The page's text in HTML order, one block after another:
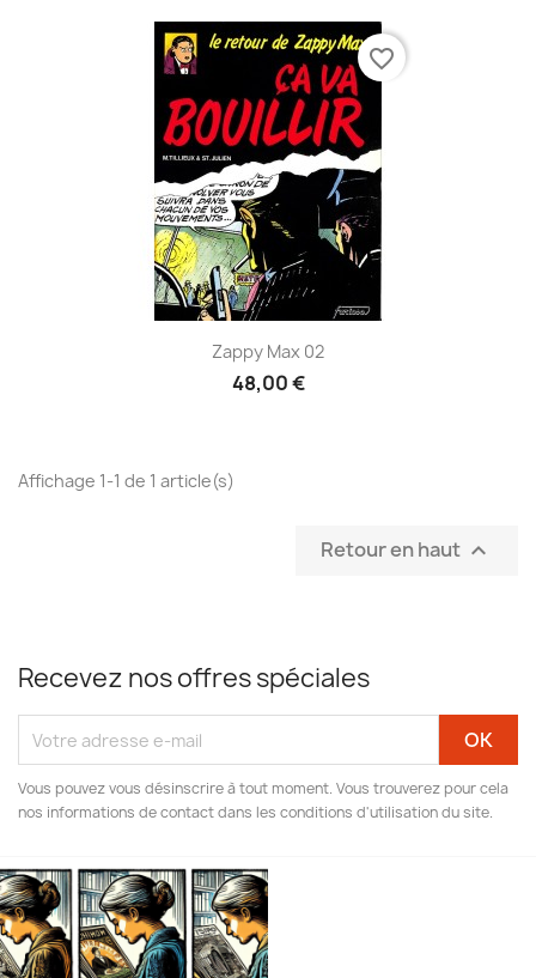
Zappy Max 02
48,00 €
favorite_border
Affichage 1-1 de 1 article(s)
Retour en haut 
Recevez nos offres spéciales
Vous pouvez vous désinscrire à tout moment. Vous trouverez pour cela
nos informations de contact dans les conditions d'utilisation du site.